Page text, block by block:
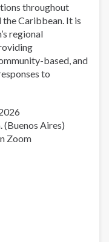
throughout
the Caribbean. It is
regional
based, and
to
(Buenos Aires)
Zoom